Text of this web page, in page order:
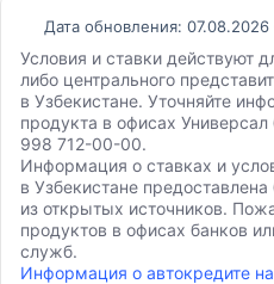
Дата обновления:
Условия и ставки действуют
либо центрального
в Узбекистане. Уточняйте
продукта в офисах
998 712-00-00.
Информация о ставках и
в Узбекистане
из открытых источников.
продуктов в офисах банков
служб.
Информация о автокредите